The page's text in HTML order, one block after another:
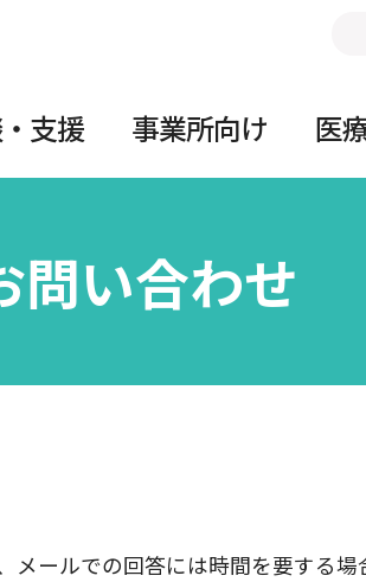
支援 事業所向け 医
問い合わせ
ールでの回答には時間を要する場